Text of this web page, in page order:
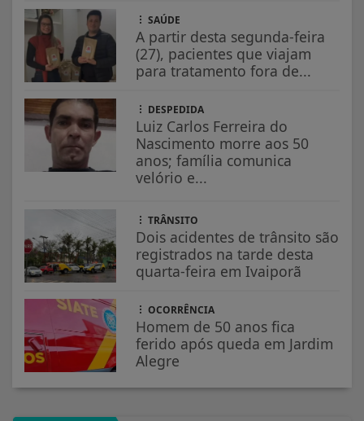
SAÚDE
A partir desta segunda-feira
(27), pacientes que viajam
para tratamento fora de...
DESPEDIDA
Luiz Carlos Ferreira do
Nascimento morre aos 50
anos; família comunica
velório e...
TRÂNSITO
Dois acidentes de trânsito são
registrados na tarde desta
quarta-feira em Ivaiporã
OCORRÊNCIA
Homem de 50 anos fica
ferido após queda em Jardim
Alegre